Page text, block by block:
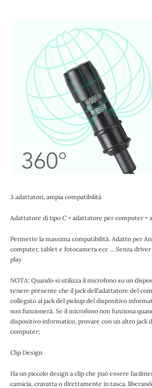
3 adattatori, ampia compatibilità
Adattatore di tipo C + adattatore per computer +
Permette la massima compatibilità. Adatto per
computer, tablet e fotocamera ecc … Senza
play
NOTA: Quando si utilizza il microfono su un
tenere presente che il jack dell’adattatore del
collegato al jack del pickup del dispositivo
non funzionerà. Se il microfono non funziona
dispositivo informatico, provare con un altro jack
computer;
Clip Design
Ha un piccolo design a clip che può essere
camicia, cravatta o direttamente in tasca,